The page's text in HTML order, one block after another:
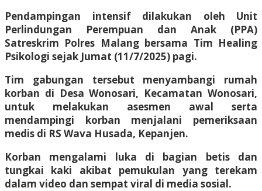
Pendampingan intensif dilakukan oleh Unit
Perlindungan Perempuan dan Anak (PPA)
Satreskrim Polres Malang bersama Tim Healing
Psikologi sejak Jumat (11/7/2025) pagi.
Tim gabungan tersebut menyambangi rumah
korban di Desa Wonosari, Kecamatan Wonosari,
untuk melakukan asesmen awal serta
mendampingi korban menjalani pemeriksaan
medis di RS Wava Husada, Kepanjen.
Korban mengalami luka di bagian betis dan
tungkai kaki akibat pemukulan yang terekam
dalam video dan sempat viral di media sosial.